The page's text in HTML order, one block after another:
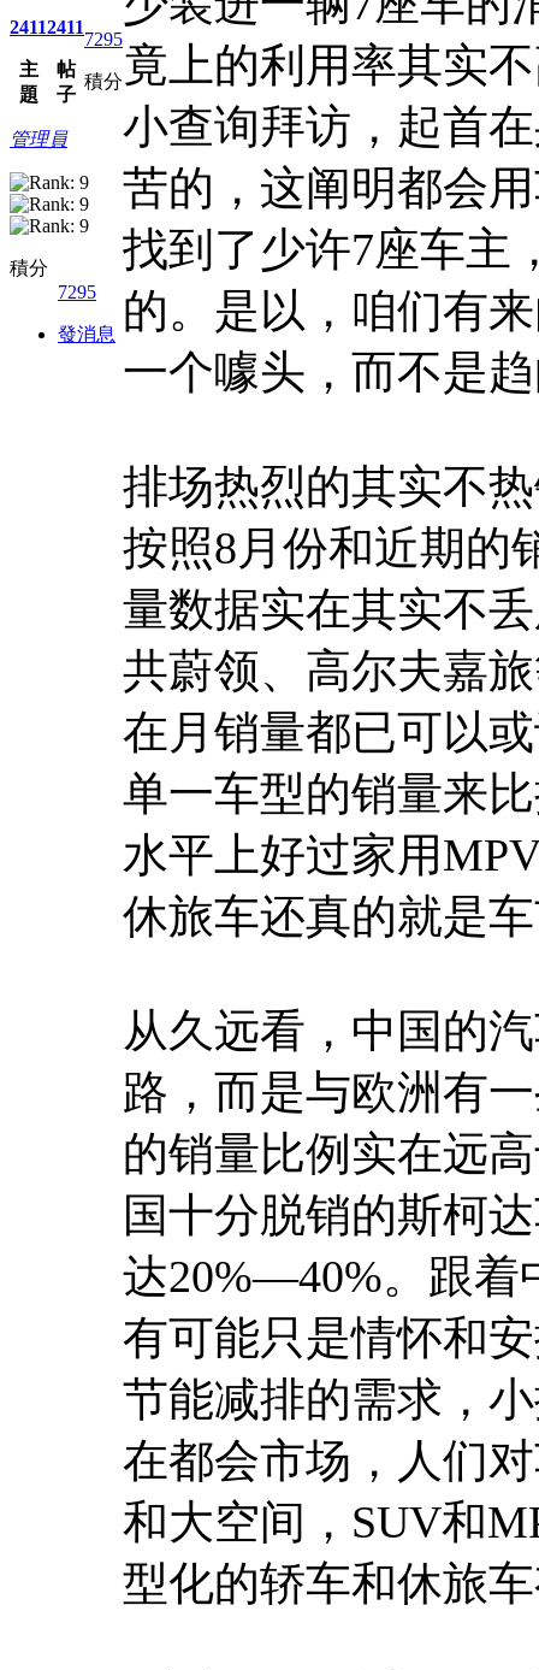
2411
主
題
2411
帖
子
7295
積分
管理員
積分
7295
發消息
竟上的利用率其实
小查询拜访，起首
苦的，这阐明都会
找到了少许7座车主
的。是以，咱们有
一个噱头，而不是
排场热烈的其实不
按照8月份和近期的
量数据实在其实不
共蔚领、高尔夫嘉
在月销量都已可以
单一车型的销量来
水平上好过家用
休旅车还真的就是
从久远看，中国的
路，而是与欧洲有
的销量比例实在远
国十分脱销的斯柯
达20%—40%。跟着
有可能只是情怀和
节能减排的需求，
在都会市场，人们
和大空间，SUV和
型化的轿车和休旅